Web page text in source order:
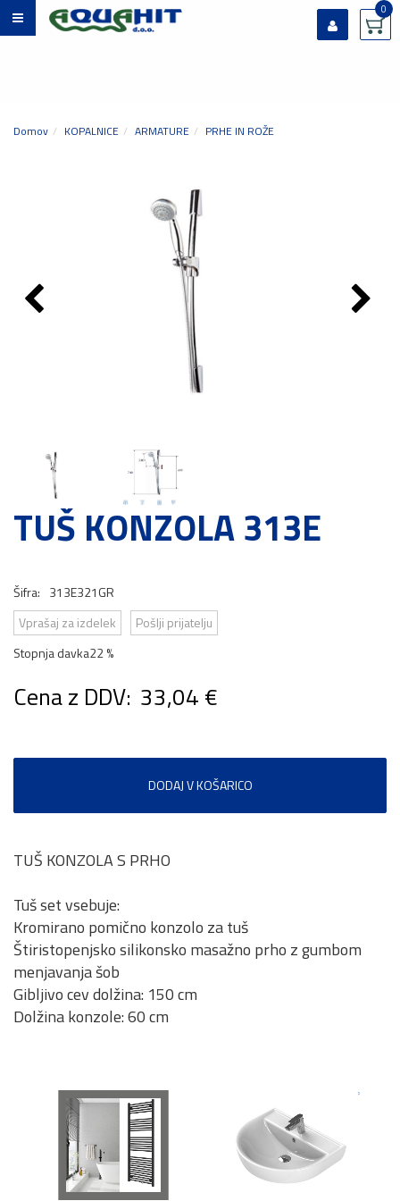
0
Domov KOPALNICE ARMATURE PRHE IN ROŽE
TUŠ KONZOLA 313E
Šifra: 313E321GR
Vprašaj za izdelek
Pošlji prijatelju
Stopnja davka22 %
Cena z DDV: 33,04 €
DODAJ V KOŠARICO
TUŠ KONZOLA S PRHO
Tuš set vsebuje:
Kromirano pomično konzolo za tuš
Štiristopenjsko silikonsko masažno prho z gumbom
menjavanja šob
Gibljivo cev dolžina: 150 cm
Dolžina konzole: 60 cm